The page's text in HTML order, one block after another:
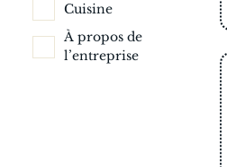
Cuisine
À propos de
l’entreprise